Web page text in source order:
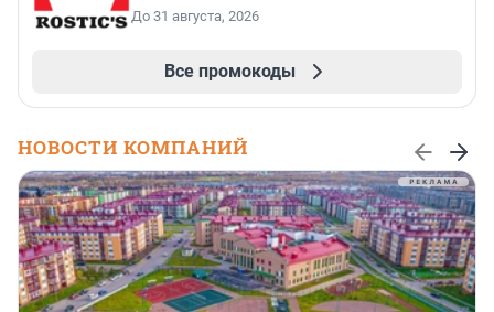
До 31 августа, 2026
Все промокоды
НОВОСТИ КОМПАНИЙ